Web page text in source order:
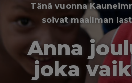
Tänä vuonna
soivat maailman
Anna
joka